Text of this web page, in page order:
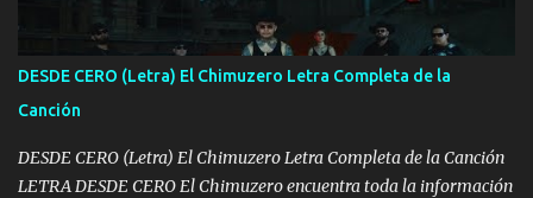
Ya pasé varias hazañas ya tienen rato que me agarran el colmillo
de este León los estatales no sé esperaron Al tiro esta la PrimiZa
también la nueve que cargo al lado doy la mano al que su amigo y
al traicionero damos pa abajo Y No me paran aquí hay pa más
pues hay charola les voy a dar hasta topar pues no hay de otra...
DESDE CERO (Letra) El Chimuzero Letra Completa de la
Canción
DESDE CERO (Letra) El Chimuzero Letra Completa de la Canción
LETRA DESDE CERO El Chimuzero encuentra toda la información